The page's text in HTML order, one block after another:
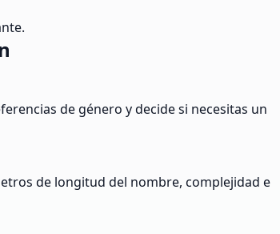
de género y decide si necesitas un
de longitud del nombre, complejidad e